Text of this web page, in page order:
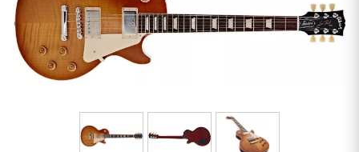
Home Studio
Casques